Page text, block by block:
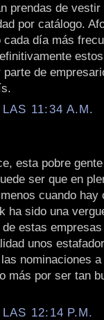
prendas de vestir
por catálogo.
día más
de
11:34 A.M.
esta pobre
ser que en
cuando hay
ha sido una
estas
unos
nominaciones
más por ser tan
12:14 P.M.